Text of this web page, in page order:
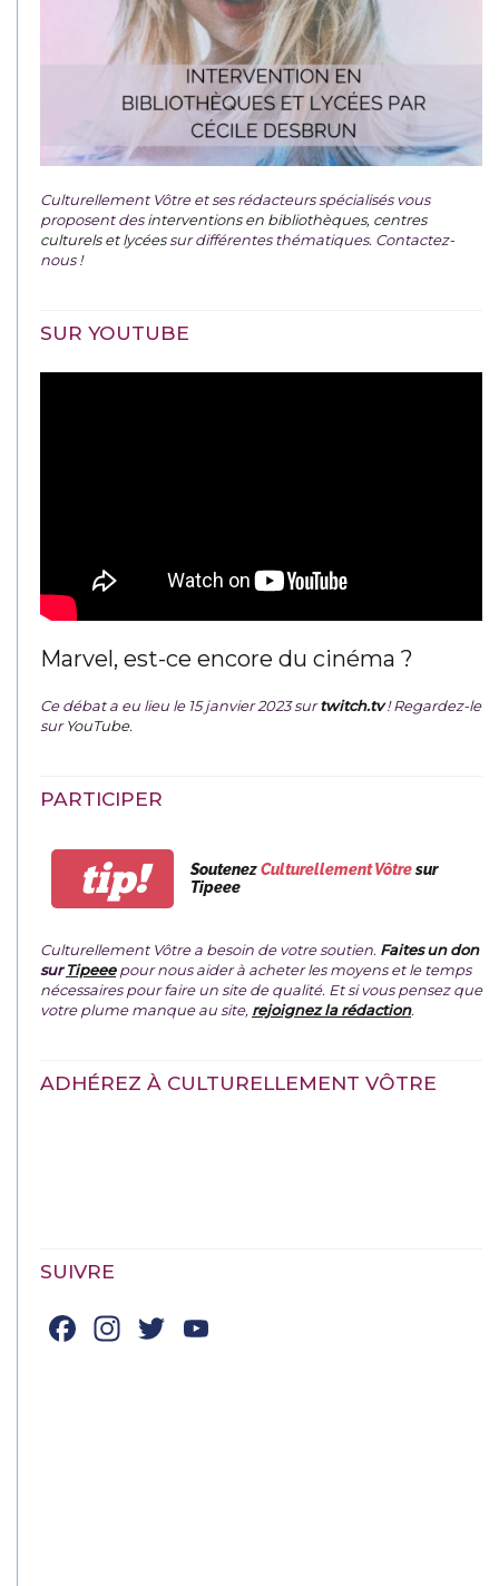
Culturellement Vôtre et ses rédacteurs spécialisés vous
proposent desinterventions en bibliothèques, centres
culturels et lycéessur différentes thématiques. Contactez-
nous !
SUR YOUTUBE
Marvel, est-ce encore du cinéma ?
Ce débat a eu lieu le 15 janvier 2023 surtwitch.tv ! Regardez-le
surYouTube.
PARTICIPER
tip! SoutenezCulturellement Vôtresur
Tipeee
Culturellement Vôtre a besoin de votre soutien. Faites un don
surTipeeepour nous aider à acheter les moyens et le temps
nécessaires pour faire un site de qualité. Et si vous pensez que
votre plume manque au site, rejoignez la rédaction.
ADHÉREZ À CULTURELLEMENT VÔTRE
SUIVRE
Facebook
Instagram
Twitter